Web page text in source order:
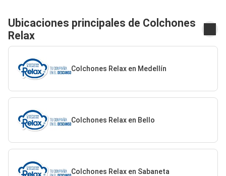
Ubicaciones principales de Colchones
Relax
Colchones Relax en Medellín
Colchones Relax en Bello
Colchones Relax en Sabaneta